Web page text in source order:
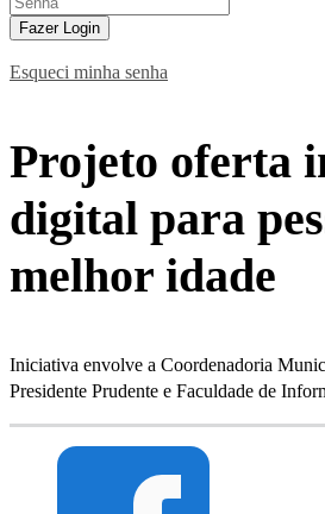
Fazer Login
Esqueci minha senha
Projeto oferta
digital para
melhor idade
Iniciativa envolve a Coordenadoria
Presidente Prudente e Faculdade de